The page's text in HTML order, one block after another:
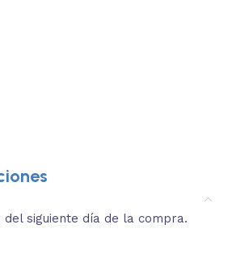
3.
siguiente día de la compra.